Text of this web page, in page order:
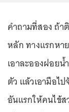
คำถามที่สอง ถ้า
หลัก ทางแรกหา
เอาละอองฝอยน้
ตัว แล้วเอามือไ
อันแรกให้คนไข้